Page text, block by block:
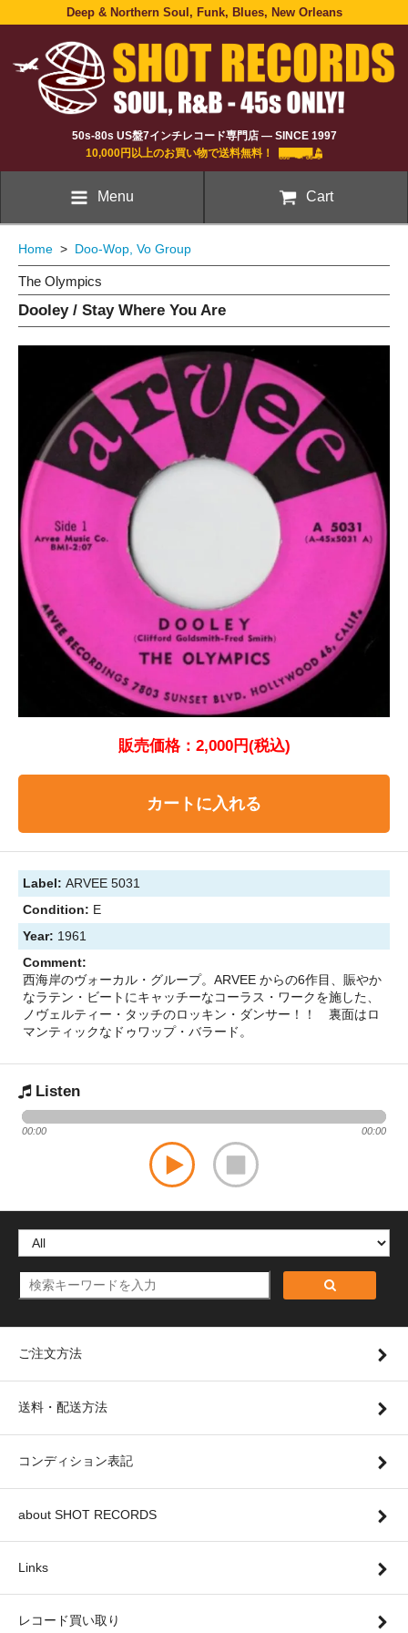
Deep & Northern Soul, Funk, Blues, New Orleans
50s-80s US盤7インチレコード専門店 — SINCE 1997
10,000円以上のお買い物で送料無料！
Menu Cart
Home > Doo-Wop, Vo Group
The Olympics
Dooley / Stay Where You Are
販売価格：2,000円(税込)
カートに入れる
Label: ARVEE 5031
Condition: E
Year: 1961
Comment:
西海岸のヴォーカル・グループ。ARVEE からの6作目、賑やか
なラテン・ビートにキャッチーなコーラス・ワークを施した、
ノヴェルティー・タッチのロッキン・ダンサー！！ 裏面はロ
マンティックなドゥワップ・バラード。
Listen
00:00 00:00
ご注文方法
送料・配送方法
コンディション表記
about SHOT RECORDS
Links
レコード買い取り